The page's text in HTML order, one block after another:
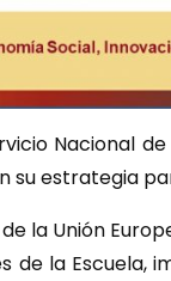
Nacional
su estrategia
la Unión
de la Escuela,